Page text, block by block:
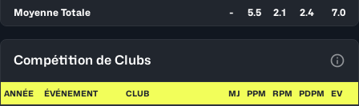
Moyenne Totale - 5.5 2.1 2.4 7.0
Compétition de Clubs
ANNÉE ÉVÉNEMENT CLUB MJ PPM RPM PDPM EV